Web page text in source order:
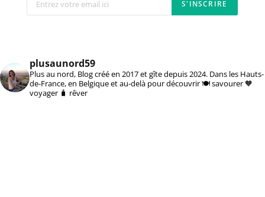
plusaunord59
Plus au nord, Blog créé en 2017 et gîte depuis 2024. Dans les Hauts-
de-France, en Belgique et au-delà pour découvrir 🍽️ savourer 🧡
voyager 🧳 rêver